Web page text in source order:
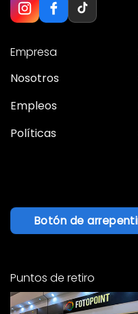
Empresa
Nosotros
Empleos
Políticas
Botón de
Puntos de retiro